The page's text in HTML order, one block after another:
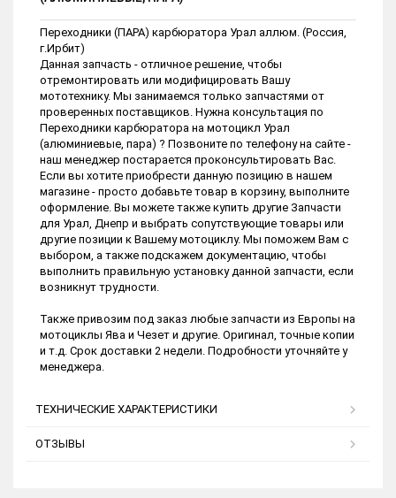
Переходники (ПАРА) карбюратора Урал аллюм. (Россия,
г.Ирбит)
Данная запчасть - отличное решение, чтобы
отремонтировать или модифицировать Вашу
мототехнику. Мы занимаемся только запчастями от
проверенных поставщиков. Нужна консультация по
Переходники карбюратора на мотоцикл Урал
(алюминиевые, пара) ? Позвоните по телефону на сайте -
наш менеджер постарается проконсультировать Вас.
Если вы хотите приобрести данную позицию в нашем
магазине - просто добавьте товар в корзину, выполните
оформление. Вы можете также купить другие Запчасти
для Урал, Днепр и выбрать сопутствующие товары или
другие позиции к Вашему мотоциклу. Мы поможем Вам с
выбором, а также подскажем документацию, чтобы
выполнить правильную установку данной запчасти, если
возникнут трудности.
Также привозим под заказ любые запчасти из Европы на
мотоциклы Ява и Чезет и другие. Оригинал, точные копии
и т.д. Срок доставки 2 недели. Подробности уточняйте у
менеджера.
ТЕХНИЧЕСКИЕ ХАРАКТЕРИСТИКИ
ОТЗЫВЫ